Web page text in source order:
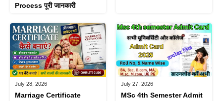
Process पूरी जानकारी
July 28, 2026
Marriage Certificate
July 27, 2026
MSc 4th Semester Admit